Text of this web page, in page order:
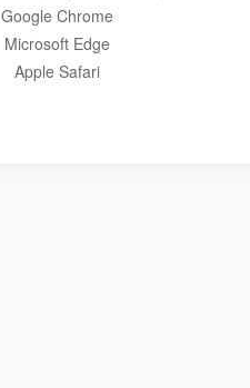
Google Chrome
Microsoft Edge
Apple Safari